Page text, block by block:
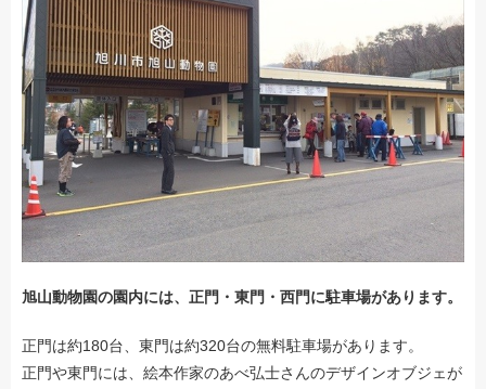
旭山動物園の園内には、正門・東門・西門に駐車場があります。
正門は約180台、東門は約320台の無料駐車場があります。
正門や東門には、絵本作家のあべ弘士さんのデザインオブジェが